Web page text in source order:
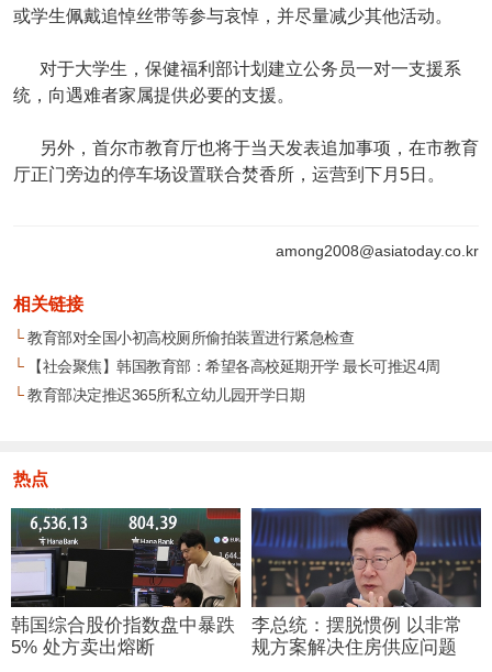
或学生佩戴追悼丝带等参与哀悼，并尽量减少其他活动。
对于大学生，保健福利部计划建立公务员一对一支援系
统，向遇难者家属提供必要的支援。
另外，首尔市教育厅也将于当天发表追加事项，在市教育
厅正门旁边的停车场设置联合焚香所，运营到下月5日。
among2008@asiatoday.co.kr
相关链接
└教育部对全国小初高校厕所偷拍装置进行紧急检查
└【社会聚焦】韩国教育部：希望各高校延期开学 最长可推迟4周
└教育部决定推迟365所私立幼儿园开学日期
热点
韩国综合股价指数盘中暴跌
5% 处方卖出熔断
李总统：摆脱惯例 以非常
规方案解决住房供应问题